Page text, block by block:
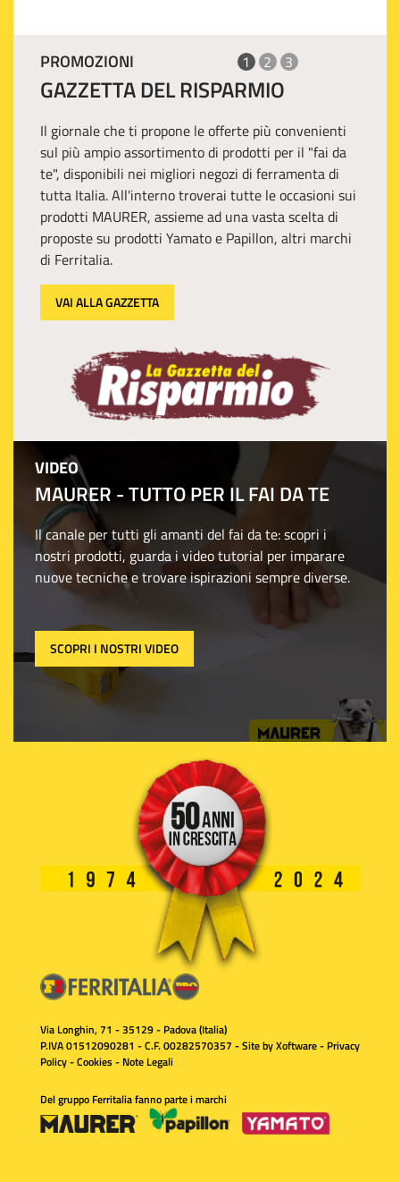
PROMOZIONI 1 2 3
GAZZETTA DEL RISPARMIO
Il giornale che ti propone le offerte più convenienti
sul più ampio assortimento di prodotti per il "fai da
te", disponibili nei migliori negozi di ferramenta di
tutta Italia. All'interno troverai tutte le occasioni sui
prodotti MAURER, assieme ad una vasta scelta di
proposte su prodotti Yamato e Papillon, altri marchi
di Ferritalia.
VAI ALLA GAZZETTA
VIDEO
MAURER - TUTTO PER IL FAI DA TE
Il canale per tutti gli amanti del fai da te: scopri i
nostri prodotti, guarda i video tutorial per imparare
nuove tecniche e trovare ispirazioni sempre diverse.
SCOPRI I NOSTRI VIDEO
Via Longhin, 71 - 35129 - Padova (Italia)
P.IVA 01512090281 - C.F. 00282570357 - Site byXoftware- Privacy
Policy-Cookies- Note Legali
Del gruppo Ferritalia fanno parte i marchi